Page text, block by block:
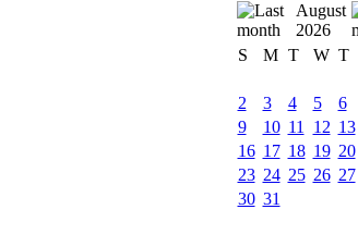
August
2026
S
M T W T
2
3 4 5 6
9
10 11 12 13
16 17 18 19 20
23 24 25 26 27
30 31